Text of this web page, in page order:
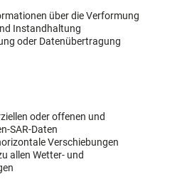
über die Verformung
Instandhaltung
oder Datenübertragung
oder offenen und
SAR-Daten
Verschiebungen
allen Wetter- und